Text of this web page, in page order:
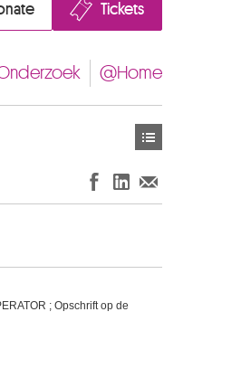
Tickets
@Home
; Opschrift op de